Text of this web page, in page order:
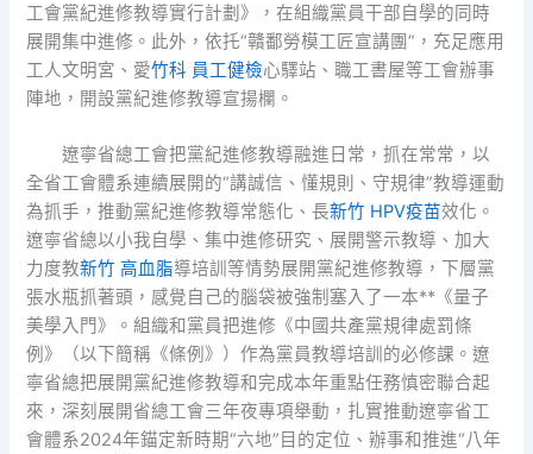
工會黨紀進修教導實行計劃》，在組織黨員干部自學的同時
展開集中進修。此外，依托“贛鄱勞模工匠宣講團”，充足應用
工人文明宮、愛竹科 員工健檢心驛站、職工書屋等工會辦事
陣地，開設黨紀進修教導宣揚欄。
遼寧省總工會把黨紀進修教導融進日常，抓在常常，以
全省工會體系連續展開的“講誠信、懂規則、守規律”教導運動
為抓手，推動黨紀進修教導常態化、長新竹 HPV疫苗效化。
遼寧省總以小我自學、集中進修研究、展開警示教導、加大
力度教新竹 高血脂導培訓等情勢展開黨紀進修教導，下層黨
張水瓶抓著頭，感覺自己的腦袋被強制塞入了一本**《量子
美學入門》。組織和黨員把進修《中國共產黨規律處罰條
例》（以下簡稱《條例》）作為黨員教導培訓的必修課。遼
寧省總把展開黨紀進修教導和完成本年重點任務慎密聯合起
來，深刻展開省總工會三年夜專項舉動，扎實推動遼寧省工
會體系2024年錨定新時期“六地”目的定位、辦事和推進“八年